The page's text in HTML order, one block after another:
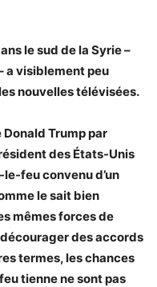
le sud de la Syrie –
a visiblement peu
nouvelles télévisées.
Donald Trump par
des États-Unis
feu convenu d’un
le sait bien
mêmes forces de
des accords
termes, les chances
tienne ne sont pas